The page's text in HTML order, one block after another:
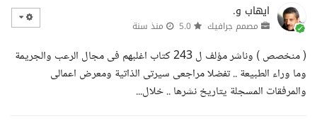
ايهاب و.
مصمم جرافيك منذ سنة
( منخصص ) وناشر مؤلف ل 243 كتاب اغلبهم فى مجال الرعب والجريمة
وما وراء الطبيعة .. تفضلا مراجعى سيرتى الذاتية ومعرض اعمالى
والمرفقات المسجلة يتاريخ نشرها .. خلال...